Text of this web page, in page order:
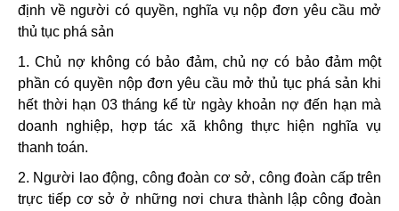
định về người có quyền, nghĩa vụ nộp đơn yêu cầu mở
thủ tục phá sản
1. Chủ nợ không có bảo đảm, chủ nợ có bảo đảm một
phần có quyền nộp đơn yêu cầu mở thủ tục phá sản khi
hết thời hạn 03 tháng kể từ ngày khoản nợ đến hạn mà
doanh nghiệp, hợp tác xã không thực hiện nghĩa vụ
thanh toán.
2. Người lao động, công đoàn cơ sở, công đoàn cấp trên
trực tiếp cơ sở ở những nơi chưa thành lập công đoàn